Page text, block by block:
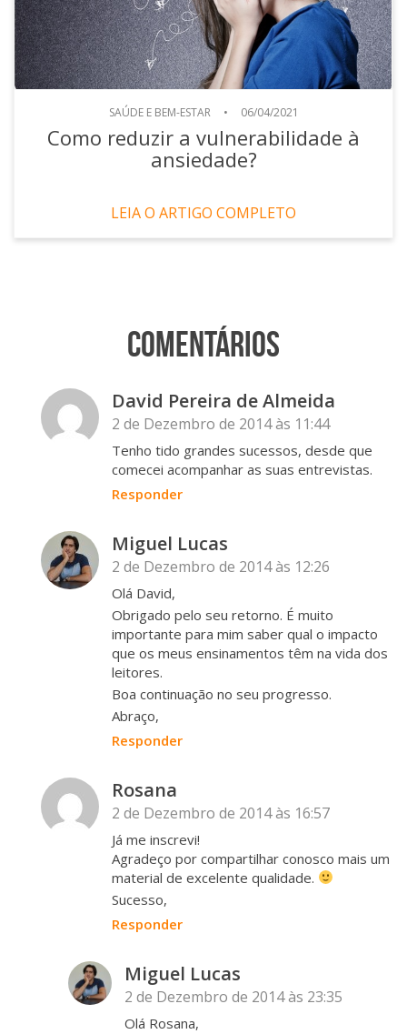
SAÚDE E BEM-ESTAR • 06/04/2021
Como reduzir a vulnerabilidade à
ansiedade?
LEIA O ARTIGO COMPLETO
Comentários
David Pereira de Almeida
2 de Dezembro de 2014 às 11:44
Tenho tido grandes sucessos, desde que
comecei acompanhar as suas entrevistas.
Responder
Miguel Lucas
2 de Dezembro de 2014 às 12:26
Olá David,
Obrigado pelo seu retorno. É muito
importante para mim saber qual o impacto
que os meus ensinamentos têm na vida dos
leitores.
Boa continuação no seu progresso.
Abraço,
Responder
Rosana
2 de Dezembro de 2014 às 16:57
Já me inscrevi!
Agradeço por compartilhar conosco mais um
material de excelente qualidade.
Sucesso,
Responder
Miguel Lucas
2 de Dezembro de 2014 às 23:35
Olá Rosana,